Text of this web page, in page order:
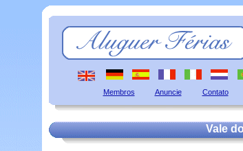
Membros Anuncie Contato
Vale